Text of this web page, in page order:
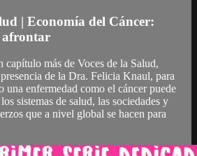
| Economía del Cáncer:
afrontar
capítulo más de Voces de la Salud,
de la Dra. Felicia Knaul, para
una enfermedad como el cáncer puede
sistemas de salud, las sociedades y
que a nivel global se hacen para